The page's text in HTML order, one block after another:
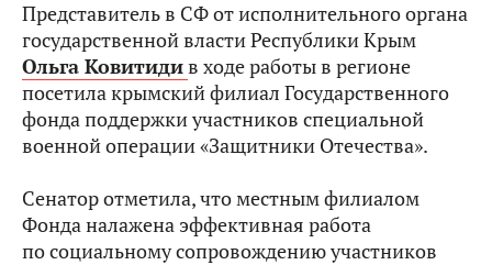
Представитель в СФ от исполнительного органа
государственной власти Республики Крым
Ольга Ковитидив ходе работы в регионе
посетила крымский филиал Государственного
фонда поддержки участников специальной
военной операции «Защитники Отечества».
Сенатор отметила, что местным филиалом
Фонда налажена эффективная работа
по социальному сопровождению участников